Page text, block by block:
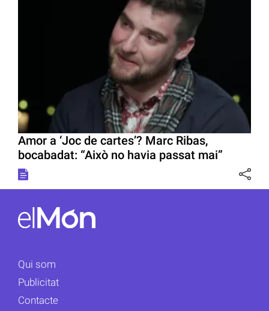
Amor a ‘Joc de cartes’? Marc Ribas,
bocabadat: “Això no havia passat mai”
Qui som
Publicitat
Contacte